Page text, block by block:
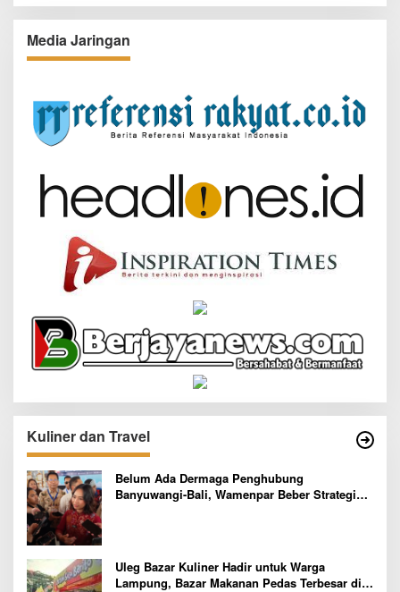
Media Jaringan
Kuliner dan Travel
Belum Ada Dermaga Penghubung
Banyuwangi-Bali, Wamenpar Beber Strategi
Uleg Bazar Kuliner Hadir untuk Warga
Lampung, Bazar Makanan Pedas Terbesar di